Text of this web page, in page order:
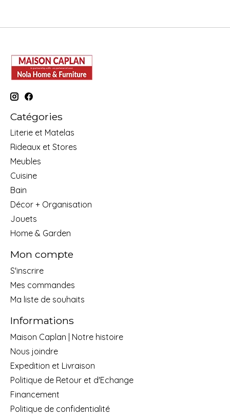
Catégories
Literie et Matelas
Rideaux et Stores
Meubles
Cuisine
Bain
Décor + Organisation
Jouets
Home & Garden
Mon compte
S'inscrire
Mes commandes
Ma liste de souhaits
Informations
Maison Caplan | Notre histoire
Nous joindre
Expedition et Livraison
Politique de Retour et d'Echange
Financement
Politique de confidentialité